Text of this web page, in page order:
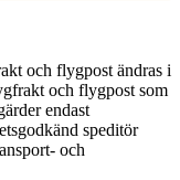
och flygpost ändras i
och flygpost som
endast
speditör
och